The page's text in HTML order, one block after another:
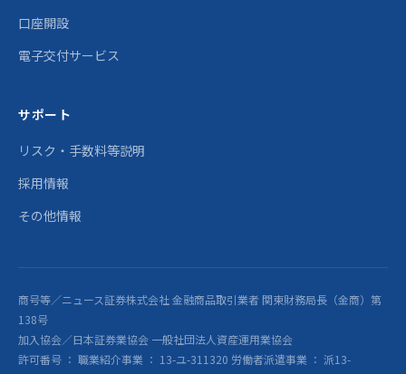
口座開設
電子交付サービス
サポート
リスク・手数料等説明
採用情報
その他情報
商号等／ニュース証券株式会社 金融商品取引業者 関東財務局長（金商）第
138号
加入協会／日本証券業協会 一般社団法人資産運用業協会
許可番号 ： 職業紹介事業 ： 13-ユ-311320 労働者派遣事業 ： 派13-